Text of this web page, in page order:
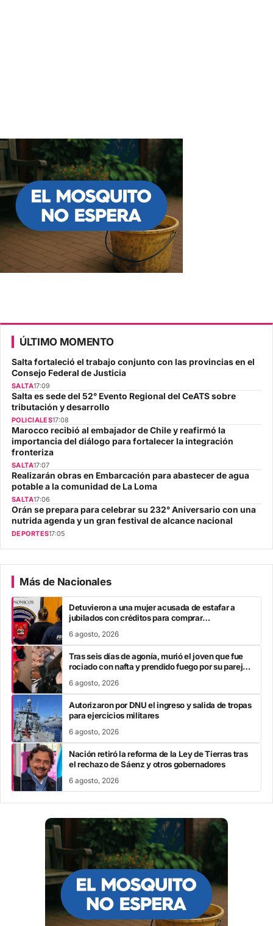
ÚLTIMO MOMENTO
Salta fortaleció el trabajo conjunto con las provincias en el
Consejo Federal de Justicia
SALTA17:09
Salta es sede del 52° Evento Regional del CeATS sobre
tributación y desarrollo
POLICIALES17:08
Marocco recibió al embajador de Chile y reafirmó la
importancia del diálogo para fortalecer la integración
fronteriza
SALTA17:07
Realizarán obras en Embarcación para abastecer de agua
potable a la comunidad de La Loma
SALTA17:06
Orán se prepara para celebrar su 232° Aniversario con una
nutrida agenda y un gran festival de alcance nacional
DEPORTES17:05
Más de Nacionales
Detuvieron a una mujer acusada de estafar a
jubilados con créditos para comprar
6 agosto, 2026
Tras seis días de agonía, murió el joven que fue
rociado con nafta y prendido fuego por su pareja
6 agosto, 2026
Autorizaron por DNU el ingreso y salida de tropas
para ejercicios militares
6 agosto, 2026
Nación retiró la reforma de la Ley de Tierras tras
el rechazo de Sáenz y otros gobernadores
6 agosto, 2026